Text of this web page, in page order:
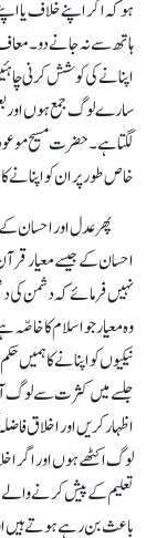
ہو کہ اگر اپنے خلاف یا
ہاتھ سے نہ جانے دو۔
اپنانے کی کوشش کرنی
سارے لوگ جمع ہوں اور
لگتا ہے۔ حضرت مسیح موعود
خاص طور پر ان کو اپنانے
پھر عدل اور احسان
احسان کے جیسے معیار
نہیں فرمائے کہ دشمن کی
وہ معیار جو اسلام کا
نیکیوں کو اپنانے کا ہمیں
جلسے میں کثرت سے لوگ
اظہار کریں اور اخلاق
لوگ اکٹھے ہوں اور اگر
تعلیم کے پیش کرنے والے
باعث بن رہے ہوتے ہیں